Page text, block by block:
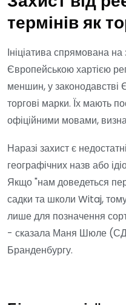
термінів як
Ініціатива спрямована
Європейською хартією
меншин, у
торгові марки. Їх мають
офіційними мовами,
Наразі захист є
географічних назв або
Якщо "нам доведеться
садки та школи Witaj,
лише для позначення
- сказала Маня Шюле
Бранденбургу.